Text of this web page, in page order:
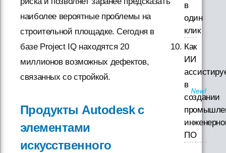
наиболее вероятные проблемы на
строительной площадке. Сегодня в
базе Project IQ находятся 20
миллионов возможных дефектов,
связанных со стройкой.
Продукты Autodesk с
элементами
искусственного
в
один
клик
Как
ИИ
в
создании
ПО